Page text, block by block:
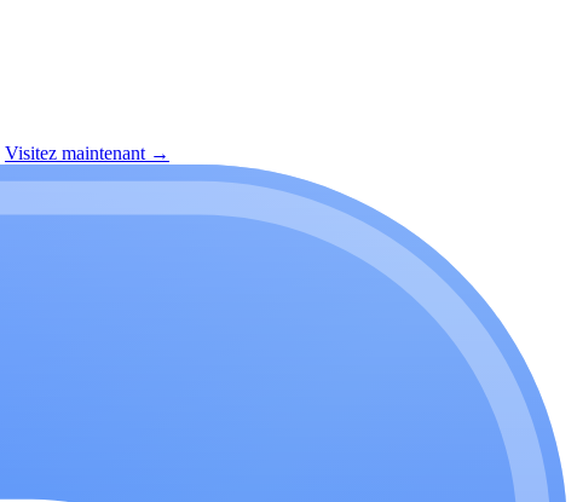
Visitez maintenant →